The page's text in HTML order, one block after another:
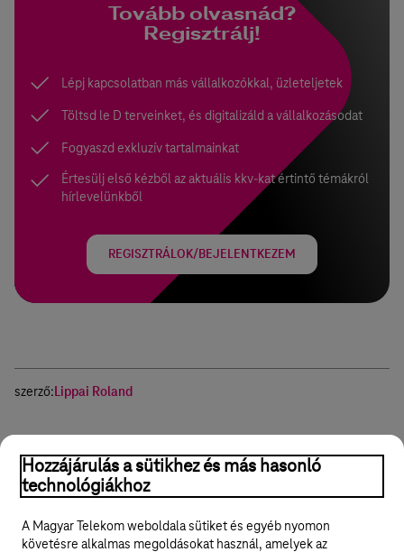
Tovább olvasnád?
Regisztrálj!
Lépj kapcsolatban más vállalkozókkal, üzleteljetek
Töltsd le D terveinket, és digitalizáld a vállalkozásodat
Fogyaszd exkluzív tartalmainkat
Értesülj első kézből az aktuális kkv-kat értintő témákról
hírlevelünkből
REGISZTRÁLOK/BEJELENTKEZEM
szerző:Lippai Roland
Exit Értékajánlat Üzleti terv
Hozzájárulás a sütikhez és más hasonló
technológiákhoz
A Magyar Telekom weboldala sütiket és egyéb nyomon
követésre alkalmas megoldásokat használ, amelyek az